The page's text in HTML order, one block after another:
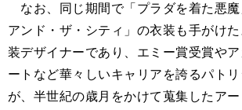
なお、同じ期間で「プラダを着た悪魔
アンド・ザ・シティ」の衣装も手がけ
装デザイナーであり、エミー賞受賞や
ートなど華々しいキャリアを誇るパト
が、半世紀の歳月をかけて蒐集したア